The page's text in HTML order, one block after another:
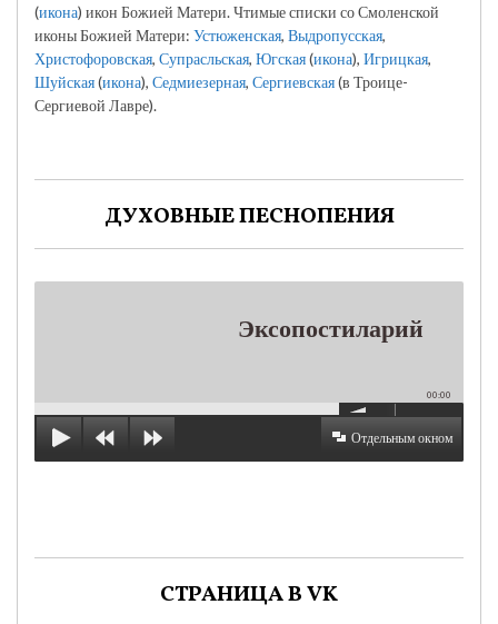
(икона) икон Божией Матери. Чтимые списки со Смоленской
иконы Божией Матери: Устюженская, Выдропусская,
Христофоровская, Супрасльская, Югская(икона), Игрицкая,
Шуйская(икона), Седмиезерная, Сергиевская(в Троице-
Сергиевой Лавре).
ДУХОВНЫЕ ПЕСНОПЕНИЯ
Эксопостиларий
00:00
Отдельным окном
СТРАНИЦА В VK